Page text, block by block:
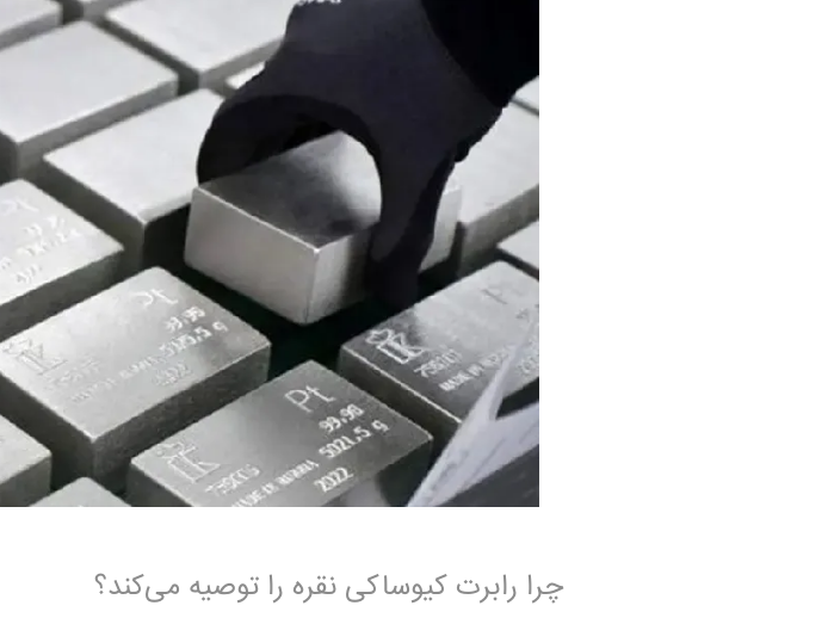
چرا رابرت کیوساکی نقره را توصیه می‌کند؟